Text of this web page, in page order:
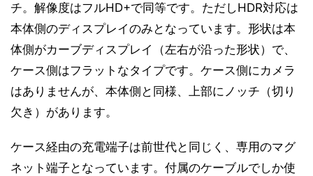
チ。解像度はフルHD+で同等です。ただしHDR対応は
本体側のディスプレイのみとなっています。形状は本
体側がカーブディスプレイ（左右が沿った形状）で、
ケース側はフラットなタイプです。ケース側にカメラ
はありませんが、本体側と同様、上部にノッチ（切り
欠き）があります。
ケース経由の充電端子は前世代と同じく、専用のマグ
ネット端子となっています。付属のケーブルでしか使